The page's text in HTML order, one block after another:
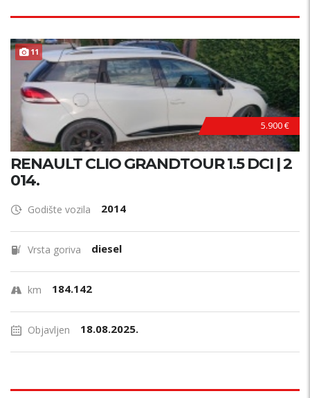
11
5.900 €
RENAULT CLIO GRANDTOUR 1.5 DCI | 2
014.
Godište vozila 2014
Vrsta goriva diesel
km 184.142
Objavljen 18.08.2025.